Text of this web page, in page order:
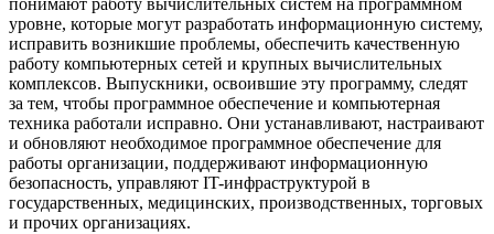
понимают работу вычислительных систем на программном
уровне, которые могут разработать информационную систему,
исправить возникшие проблемы, обеспечить качественную
работу компьютерных сетей и крупных вычислительных
комплексов. Выпускники, освоившие эту программу, следят
за тем, чтобы программное обеспечение и компьютерная
техника работали исправно. Они устанавливают, настраивают
и обновляют необходимое программное обеспечение для
работы организации, поддерживают информационную
безопасность, управляют IT-инфраструктурой в
государственных, медицинских, производственных, торговых
и прочих организациях.